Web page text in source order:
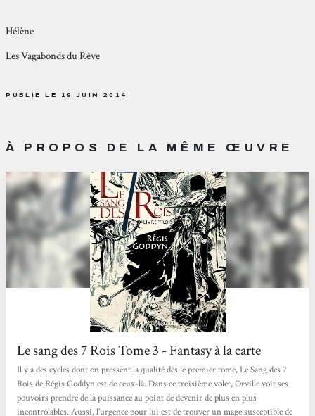
Hélène
Les Vagabonds du Rêve
PUBLIÉ LE 19 JUIN 2014
À PROPOS DE LA MÊME ŒUVRE
Le sang des 7 Rois Tome 3 - Fantasy à la carte
Il y a des cycles dont on pressent la qualité dès le premier tome, Le Sang des 7
Rois de Régis Goddyn est de ceux-là. Dans ce troisième volet, Orville voit ses
pouvoirs prendre de la puissance au point de devenir de plus en plus
incontrôlables. Aussi, l'urgence pour lui est de trouver un mage susceptible de